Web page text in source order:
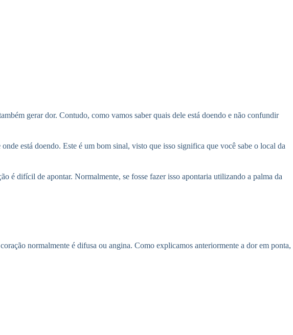
gerar dor. Contudo, como vamos saber quais dele está doendo e não confundir
está doendo. Este é um bom sinal, visto que isso significa que você sabe o local da
é difícil de apontar. Normalmente, se fosse fazer isso apontaria utilizando a palma da
normalmente é difusa ou angina. Como explicamos anteriormente a dor em ponta,